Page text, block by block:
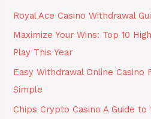
f
o
r
:
Royal Ace Casino Withdrawal
Maximize Your Wins: Top 10
Play This Year
Easy Withdrawal Online Casino
Simple
Chips Crypto Casino A Guide